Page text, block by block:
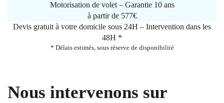
Motorisation de volet – Garantie 10 ans
à partir de 577€
Devis gratuit à votre domicile sous 24H – Intervention dans les
48H *
* Délais estimés, sous réserve de disponibilité
Nous intervenons sur